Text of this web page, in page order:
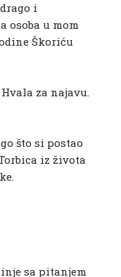
i
u mom
Škoriću
za najavu.
što si postao
iz života
sa pitanjem